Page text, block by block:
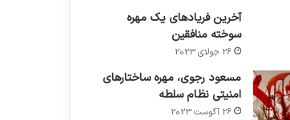
آخرین فریادهای یک مهره
سوخته منافقین
26 جولای 2023
مسعود رجوی، مهره ساختارهای
امنیتی نظام سلطه
26 آگوست 2023